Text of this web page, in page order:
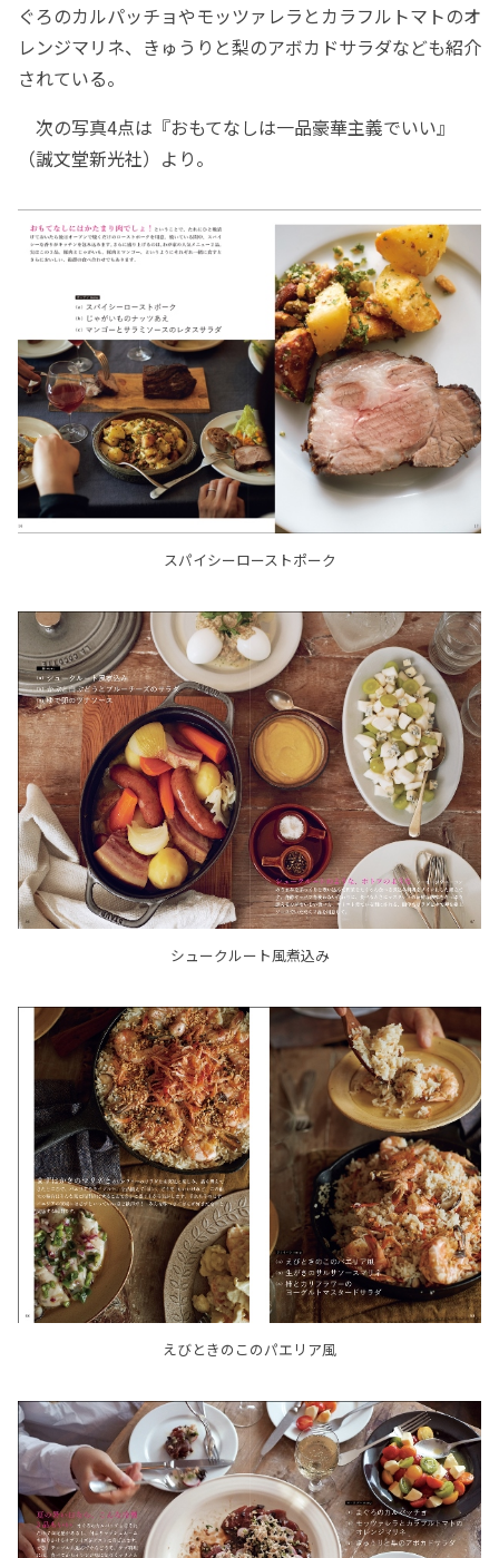
ぐろのカルパッチョやモッツァレラとカラフルトマトのオ
レンジマリネ、きゅうりと梨のアボカドサラダなども紹介
されている。
次の写真4点は『おもてなしは一品豪華主義でいい』
（誠文堂新光社）より。
スパイシーローストポーク
シュークルート風煮込み
えびときのこのパエリア風